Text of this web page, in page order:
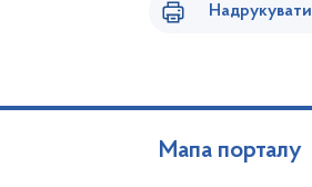
Надрукувати
Мапа порталу